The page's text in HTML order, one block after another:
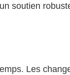
soutien
Les